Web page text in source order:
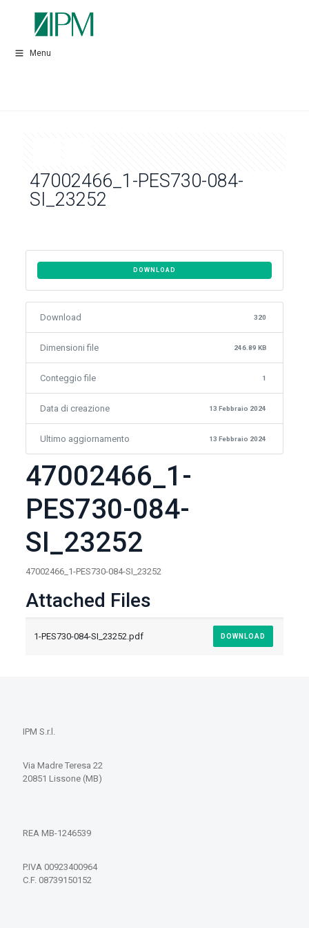
Menu
47002466_1-PES730-084-
SI_23252
DOWNLOAD
Download 320
Dimensioni file 246.89 KB
Conteggio file 1
Data di creazione 13 Febbraio 2024
Ultimo aggiornamento 13 Febbraio 2024
47002466_1-
PES730-084-
SI_23252
47002466_1-PES730-084-SI_23252
Attached Files
1-PES730-084-SI_23252.pdf DOWNLOAD
IPM S.r.l.
Via Madre Teresa 22
20851 Lissone (MB)
REA MB-1246539
P.IVA 00923400964
C.F. 08739150152